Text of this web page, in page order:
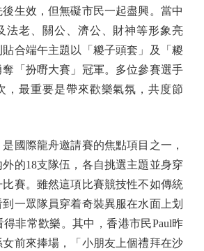
生效，但無礙市民一起盡興。當中
法老、關公、濟公、財神等形象亮
合端午主題以「糉子頭套」及「糉
「扮嘢大賽」冠軍。多位參賽選手
，最重要是帶來歡樂氣氛，共度節
際龍舟邀請賽的焦點項目之一，
的18支隊伍，各自挑選主題並身穿
賽。雖然這項比賽競技性不如傳統
一眾隊員穿着奇裝異服在水面上划
非常歡樂。其中，香港市民Paul昨
女前來捧場，「小朋友上個禮拜在沙